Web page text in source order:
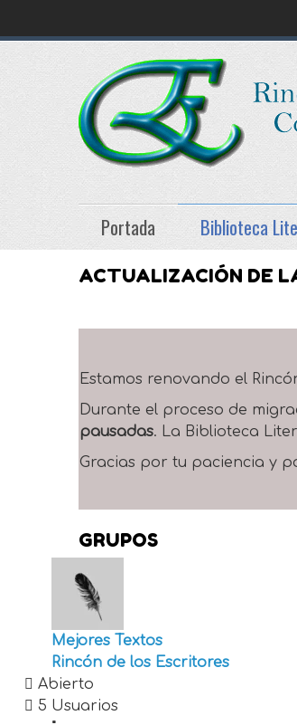
Portada Biblioteca
ACTUALIZACIÓN DE
Estamos renovando el
Durante el proceso de
pausadas. La Biblioteca
Gracias por tu paciencia y
GRUPOS
Mejores Textos
Rincón de los Escritores
Abierto
5 Usuarios